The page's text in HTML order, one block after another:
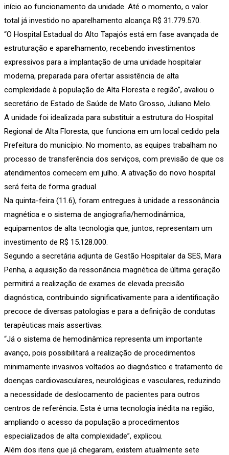
início ao funcionamento da unidade. Até o momento, o valor
total já investido no aparelhamento alcança R$ 31.779.570.
“O Hospital Estadual do Alto Tapajós está em fase avançada de
estruturação e aparelhamento, recebendo investimentos
expressivos para a implantação de uma unidade hospitalar
moderna, preparada para ofertar assistência de alta
complexidade à população de Alta Floresta e região”, avaliou o
secretário de Estado de Saúde de Mato Grosso, Juliano Melo.
A unidade foi idealizada para substituir a estrutura do Hospital
Regional de Alta Floresta, que funciona em um local cedido pela
Prefeitura do município. No momento, as equipes trabalham no
processo de transferência dos serviços, com previsão de que os
atendimentos comecem em julho. A ativação do novo hospital
será feita de forma gradual.
Na quinta-feira (11.6), foram entregues à unidade a ressonância
magnética e o sistema de angiografia/hemodinâmica,
equipamentos de alta tecnologia que, juntos, representam um
investimento de R$ 15.128.000.
Segundo a secretária adjunta de Gestão Hospitalar da SES, Mara
Penha, a aquisição da ressonância magnética de última geração
permitirá a realização de exames de elevada precisão
diagnóstica, contribuindo significativamente para a identificação
precoce de diversas patologias e para a definição de condutas
terapêuticas mais assertivas.
“Já o sistema de hemodinâmica representa um importante
avanço, pois possibilitará a realização de procedimentos
minimamente invasivos voltados ao diagnóstico e tratamento de
doenças cardiovasculares, neurológicas e vasculares, reduzindo
a necessidade de deslocamento de pacientes para outros
centros de referência. Esta é uma tecnologia inédita na região,
ampliando o acesso da população a procedimentos
especializados de alta complexidade”, explicou.
Além dos itens que já chegaram, existem atualmente sete